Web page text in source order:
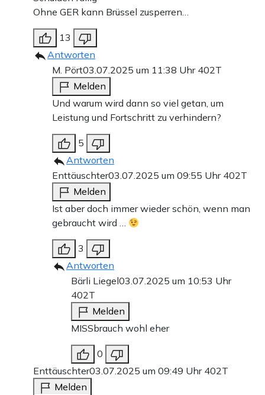
Ohne GER kann Brüssel zusperren…
13
Antworten
M. Pört03.07.2025 um 11:38 Uhr 402T
Melden
Und warum wird dann so viel getan, um
Leistung und Fortschritt zu verhindern?
5
Antworten
Enttäuschter03.07.2025 um 09:55 Uhr 402T
Melden
Ist aber doch immer wieder schön, wenn man
gebraucht wird …
3
Antworten
Bärli Liegel03.07.2025 um 10:53 Uhr
402T
Melden
MISSbrauch wohl eher
0
Enttäuschter03.07.2025 um 09:49 Uhr 402T
Melden